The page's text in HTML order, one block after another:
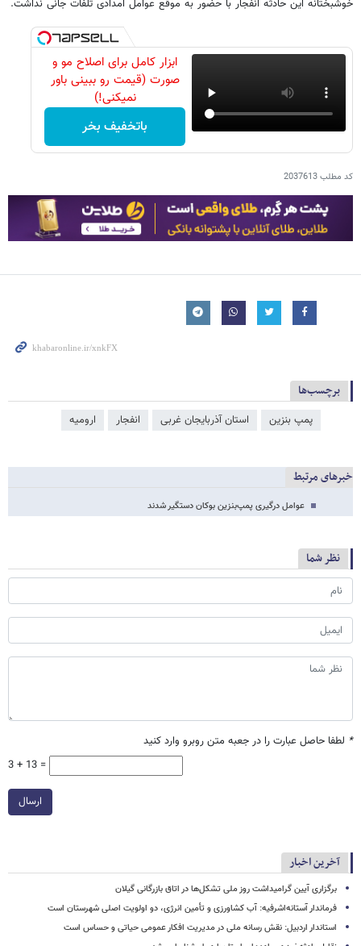
خوشبختانه این حادثه انفجار با حضور به موقع عوامل امدادی تلفات جانی نداشت.
ابزار کامل برای اصلاح مو و
صورت (قیمت رو ببینی باور
نمیکنی!)
باتخفیف بخر
کد مطلب2037613
برچسب‌ها
پمپ بنزین استان آذربایجان غربی انفجار ارومیه
خبرهای مرتبط
عوامل درگیری پمپ‌بنزین بوکان دستگیر شدند
نظر شما
* لطفا حاصل عبارت را در جعبه متن روبرو وارد کنید
3 + 13 =
ارسال
آخرین اخبار
برگزاری آیین گرامیداشت روز ملی تشکل‌ها در اتاق بازرگانی گیلان
فرماندار آستانه‌اشرفیه: آب کشاورزی و تأمین انرژی، دو اولویت اصلی شهرستان است
استاندار اردبیل: نقش رسانه ملی در مدیریت افکار عمومی حیاتی و حساس است